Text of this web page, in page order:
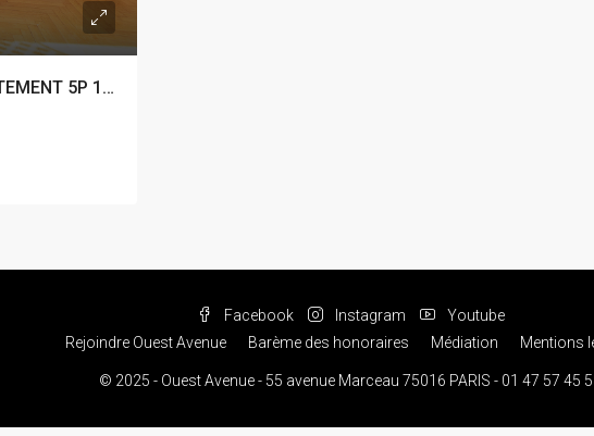
BOULOGNE BILLANCOURT APPARTEMENT 5P 166M²
Facebook Instagram
Youtube
Rejoindre Ouest Avenue
Barème des honoraires Médiation Mentions
© 2025 - Ouest Avenue - 55 avenue Marceau 75016 PARIS - 01 47 57 45